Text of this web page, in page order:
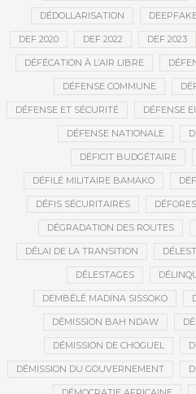
DÉDOLLARISATION
DEF 2020 DEF 2022 DEF 2023
DÉFÉCATION À L’AIR LIBRE
DÉFENSE COMMUNE
DÉFENSE ET SÉCURITÉ DÉFENSE
DÉFENSE NATIONALE
DÉFICIT BUDGÉTAIRE
DÉFILÉ MILITAIRE BAMAKO
DÉFIS SÉCURITAIRES
DÉGRADATION DES ROUTES
DÉLAI DE LA TRANSITION
DÉLESTAGES
DEMBÉLÉ MADINA SISSOKO
DÉMISSION BAH NDAW
DÉMISSION DE CHOGUEL
DÉMISSION DU GOUVERNEMENT